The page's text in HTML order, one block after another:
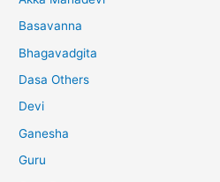
Basavanna
Bhagavadgita
Dasa Others
Devi
Ganesha
Guru